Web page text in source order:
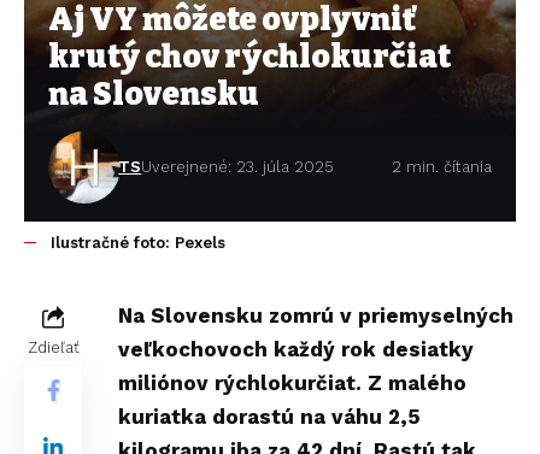
Aj VY môžete ovplyvniť
krutý chov rýchlokurčiat
na Slovensku
TSUverejnené: 23. júla 2025 2 min. čítania
Ilustračné foto: Pexels
Zdieľať
Na Slovensku zomrú v priemyselných
veľkochovoch každý rok desiatky
miliónov rýchlokurčiat. Z malého
kuriatka dorastú na váhu 2,5